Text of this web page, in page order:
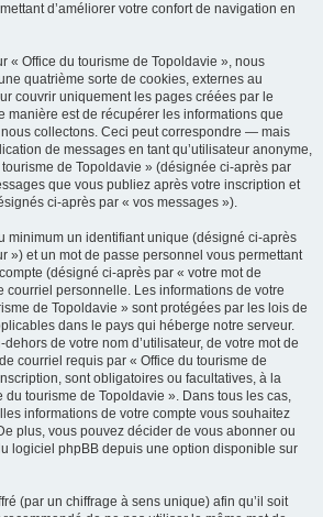
d’améliorer votre confort de navigation en
« Office du tourisme de Topoldavie », nous
quatrième sorte de cookies, externes au
couvrir uniquement les pages créées par le
manière est de récupérer les informations que
collectons. Ceci peut correspondre — mais
de messages en tant qu’utilisateur anonyme,
tourisme de Topoldavie » (désignée ci-après par
que vous publiez après votre inscription et
ci-après par « vos messages »).
minimum un identifiant unique (désigné ci-après
») et un mot de passe personnel vous permettant
(désigné ci-après par « votre mot de
courriel personnelle. Les informations de votre
de Topoldavie » sont protégées par les lois de
dans le pays qui héberge notre serveur.
de votre nom d’utilisateur, de votre mot de
courriel requis par « Office du tourisme de
sont obligatoires ou facultatives, à la
du tourisme de Topoldavie ». Dans tous les cas,
informations de votre compte vous souhaitez
plus, vous pouvez décider de vous abonner ou
logiciel phpBB depuis une option disponible sur
(par un chiffrage à sens unique) afin qu’il soit